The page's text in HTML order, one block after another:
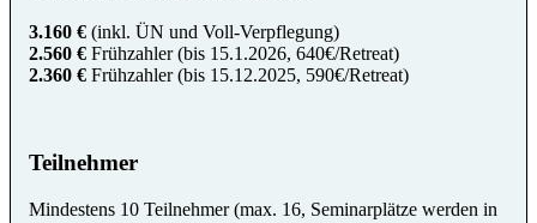
3.160 € (inkl. ÜN und Voll-Verpflegung)
2.560 € Frühzahler (bis 15.1.2026, 640€/Retreat)
2.360 € Frühzahler (bis 15.12.2025, 590€/Retreat)
Teilnehmer
Mindestens 10 Teilnehmer (max. 16, Seminarplätze werden in